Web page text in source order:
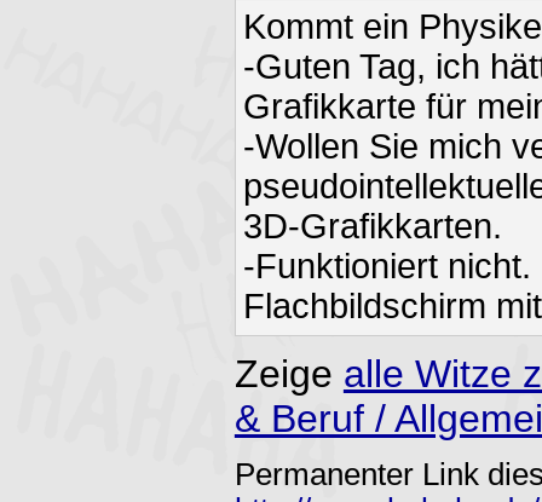
Kommt ein
-Guten Tag, ich
Grafikkarte für
-Wollen Sie mich
3D-Grafikkarten.
-Funktioniert
Flachbildschirm
Zeige alle Witze
& Beruf /
Permanenter Link